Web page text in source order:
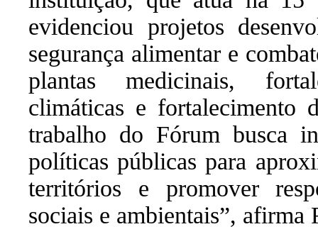
evidenciou projetos
segurança alimentar e
plantas medicinais,
climáticas e fortalecimento
trabalho do Fórum busca
políticas públicas para
territórios e promover
sociais e ambientais”, afirma